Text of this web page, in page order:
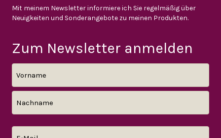
Mit meinem Newsletter informiere ich Sie regelmäßig über
Neuigkeiten und Sonderangebote zu meinen Produkten.
Zum Newsletter anmelden